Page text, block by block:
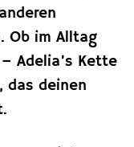
Ob im Alltag
Adelia’s Kette
das deinen